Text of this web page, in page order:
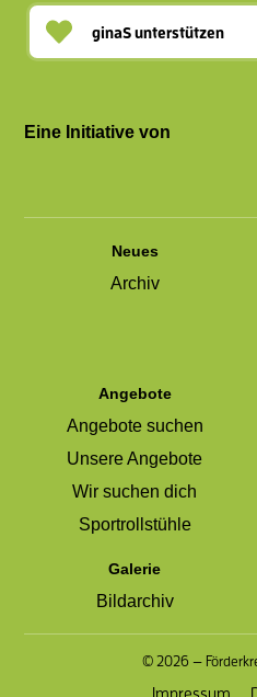
ginaS unterstützen
Eine Initiative von
Neues
Archiv
Angebote
Angebote suchen
Unsere Angebote
Wir suchen dich
Sportrollstühle
Galerie
Bildarchiv
© 2026 —